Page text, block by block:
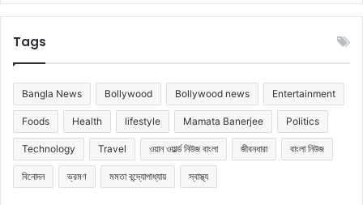
Tags
Bangla News Bollywood Bollywood news Entertainment
Foods Health lifestyle Mamata Banerjee Politics
Technology Travel ওয়ান ওয়ার্ল্ড নিউজ বাংলা জীবনধারা বাংলা নিউজ
বিনোদন ভ্রমণ মমতা বন্দ্যোপাধ্যায় স্বাস্থ্য